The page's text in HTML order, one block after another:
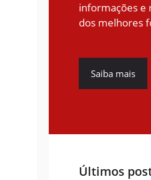
informações e
dos melhores
Saiba mais
Últimos